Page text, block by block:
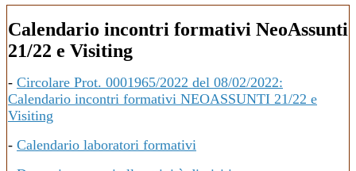
Calendario incontri formativi NeoAssunti
21/22 e Visiting
- Circolare Prot. 0001965/2022 del 08/02/2022:
Calendario incontri formativi NEOASSUNTI 21/22 e
Visiting
- Calendario laboratori formativi